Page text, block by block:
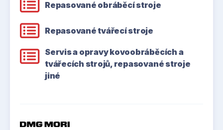
Repasované obráběcí stroje
Repasované tvářecí stroje
Servis a opravy kovoobráběcích a
tvářecích strojů, repasované stroje
jiné